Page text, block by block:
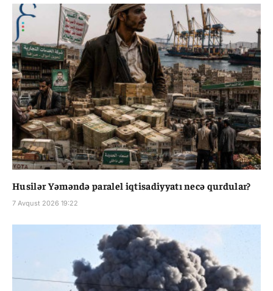
Husilər Yəməndə paralel iqtisadiyyatı necə qurdular?
7 Avqust 2026 19:22